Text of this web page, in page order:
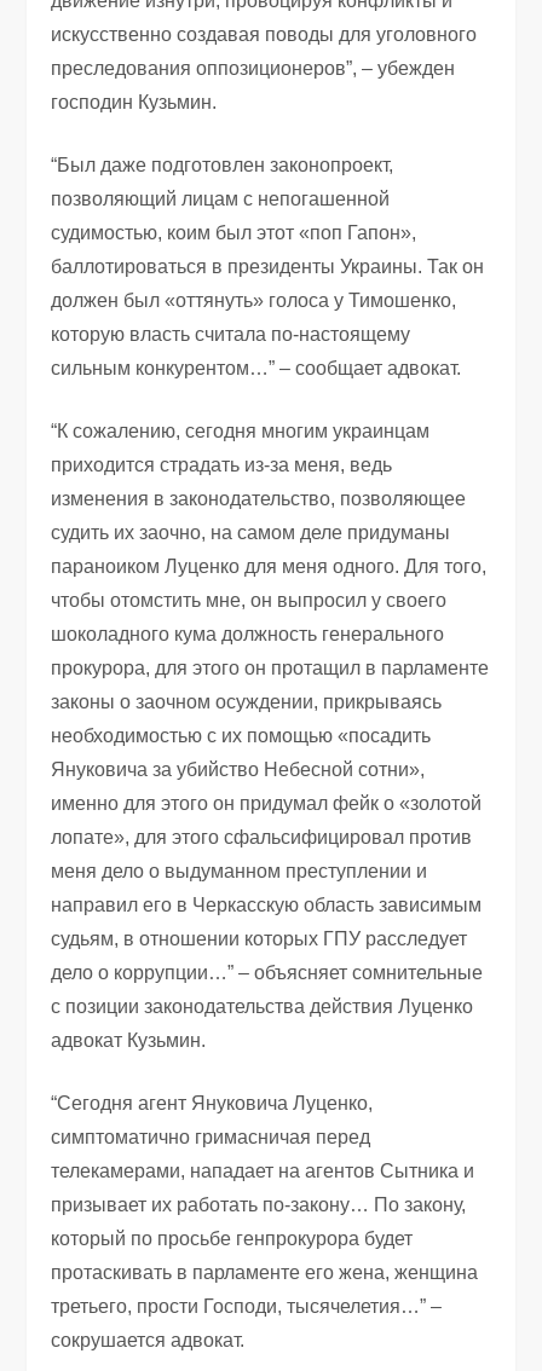
искусственно создавая поводы для уголовного
преследования оппозиционеров”, – убежден
господин Кузьмин.
“Был даже подготовлен законопроект,
позволяющий лицам с непогашенной
судимостью, коим был этот «поп Гапон»,
баллотироваться в президенты Украины. Так он
должен был «оттянуть» голоса у Тимошенко,
которую власть считала по-настоящему
сильным конкурентом…” – сообщает адвокат.
“К сожалению, сегодня многим украинцам
приходится страдать из-за меня, ведь
изменения в законодательство, позволяющее
судить их заочно, на самом деле придуманы
параноиком Луценко для меня одного. Для того,
чтобы отомстить мне, он выпросил у своего
шоколадного кума должность генерального
прокурора, для этого он протащил в парламенте
законы о заочном осуждении, прикрываясь
необходимостью с их помощью «посадить
Януковича за убийство Небесной сотни»,
именно для этого он придумал фейк о «золотой
лопате», для этого сфальсифицировал против
меня дело о выдуманном преступлении и
направил его в Черкасскую область зависимым
судьям, в отношении которых ГПУ расследует
дело о коррупции…” – объясняет сомнительные
с позиции законодательства действия Луценко
адвокат Кузьмин.
“Сегодня агент Януковича Луценко,
симптоматично гримасничая перед
телекамерами, нападает на агентов Сытника и
призывает их работать по-закону… По закону,
который по просьбе генпрокурора будет
протаскивать в парламенте его жена, женщина
третьего, прости Господи, тысячелетия…” –
сокрушается адвокат.